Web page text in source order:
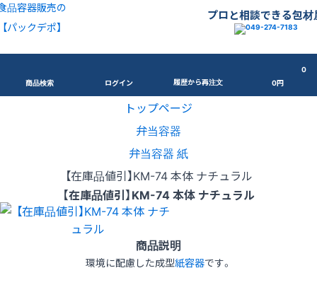
品容器販売の
【パックデポ】
プロと相談できる包材
商品検索 ログイン 履歴から再注文
0
0円
トップページ
弁当容器
弁当容器 紙
【在庫品値引】KM-74 本体 ナチュラル
【在庫品値引】KM-74 本体 ナチュラル
商品説明
環境に配慮した成型紙容器です。